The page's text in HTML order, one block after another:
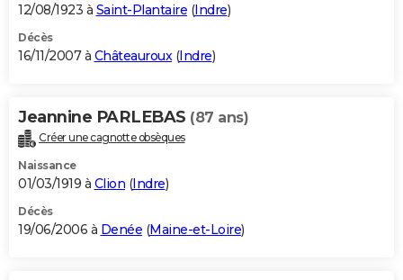
12/08/1923 à Saint-Plantaire (Indre)
Décès
16/11/2007 à Châteauroux(Indre)
Jeannine PARLEBAS (87 ans)
Créer une cagnotte obsèques
Naissance
01/03/1919 à Clion (Indre)
Décès
19/06/2006 à Denée (Maine-et-Loire)